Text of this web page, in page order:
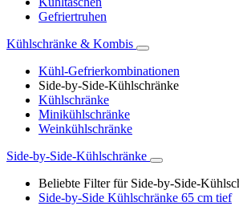
Gefriertruhen
Kühlschränke & Kombis
Kühl-Gefrierkombinationen
Side-by-Side-Kühlschränke
Kühlschränke
Minikühlschränke
Weinkühlschränke
Side-by-Side-Kühlschränke
Beliebte Filter für Side-by-Side-
Side-by-Side Kühlschränke 65 cm tief